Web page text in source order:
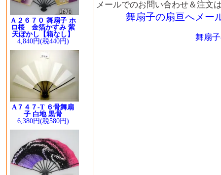
Ａ２６７０ 舞扇子 ホ
ロ桜 金箔かすみ 紫
天ぼかし【箱なし】
4,840円(税440円)
A７４７-T ６骨舞扇
子 白地 黒骨
6,380円(税580円)
メールでのお問い合わせ＆注文
舞扇子の扇亘へメー
舞扇